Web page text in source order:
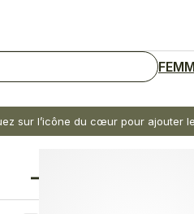
sur l’icône du cœur pour ajouter